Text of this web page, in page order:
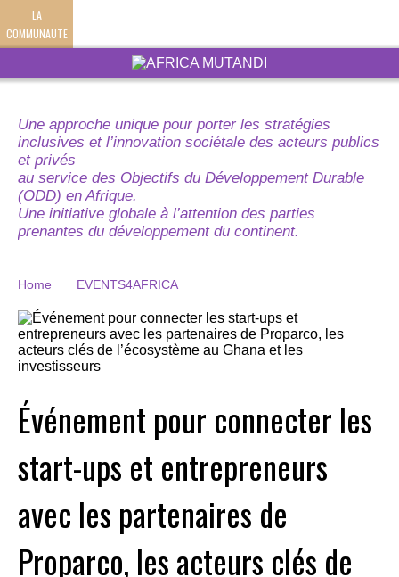
LA
COMMUNAUTE
Une approche unique pour porter les stratégies
inclusives et l’innovation sociétale des acteurs publics
et privés
au service des Objectifs du Développement Durable
(ODD) en Afrique.
Une initiative globale à l’attention des parties
prenantes du développement du continent.
Home EVENTS4AFRICA
Événement pour connecter les
start-ups et entrepreneurs
avec les partenaires de
Proparco, les acteurs clés de